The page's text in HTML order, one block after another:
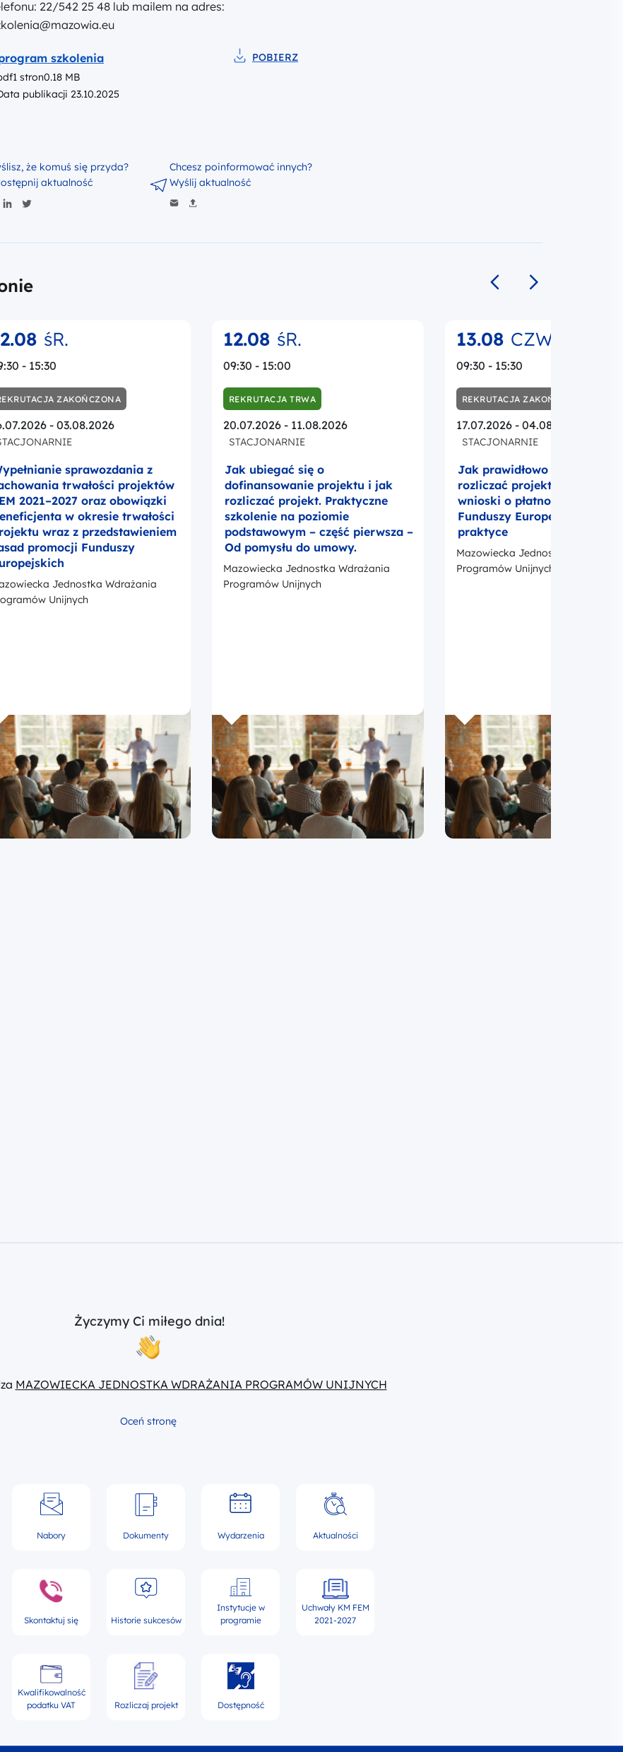
22/542 25 48 lub mailem na adres:
szkolenia
POBIERZ
1 stron0.18 MB
publikacji 23.10.2025
że komuś się przyda?
aktualność
Chcesz poinformować innych?
Wyślij aktualność
Poprzedni slajd
śR.
- 15:30
ZAKOŃCZONA
- 03.08.2026
sprawozdania z
trwałości projektów
2021–2027 oraz obowiązki
w okresie trwałości
wraz z przedstawieniem
promocji Funduszy
Jednostka Wdrażania
Unijnych
12.08 śR.
09:30 - 15:00
REKRUTACJA TRWA
20.07.2026 - 11.08.2026
STACJONARNIE
Jak ubiegać się o
dofinansowanie projektu i jak
rozliczać projekt. Praktyczne
szkolenie na poziomie
podstawowym – część pierwsza –
Od pomysłu do umowy.
Mazowiecka Jednostka Wdrażania
Programów Unijnych
13.08 CZW.
09:30 - 15:30
REKRUTACJA ZAKOŃCZONA
17.07.2026 - 04.08.2026
STACJONARNIE
Jak prawidłowo realizować i
rozliczać projekt UE?
wnioski o płatność i
Funduszy Europejskich w
praktyce
Mazowiecka Jednostka Wdrażania
Programów Unijnych
Życzymy Ci miłego dnia!
MAZOWIECKA JEDNOSTKA WDRAŻANIA PROGRAMÓW UNIJNYCH
Oceń stronę
Nabory Dokumenty Wydarzenia Aktualności
Skontaktuj się Historie sukcesów
Instytucje w
programie
Uchwały KM FEM
2021-2027
Kwalifikowalność
podatku VAT
Rozliczaj projekt Dostępność